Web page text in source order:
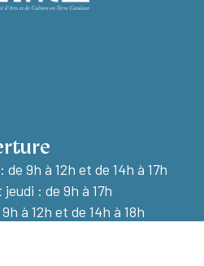
de 9h à 12h et de 14h à 17h
: de 9h à 17h
à 12h et de 14h à 18h